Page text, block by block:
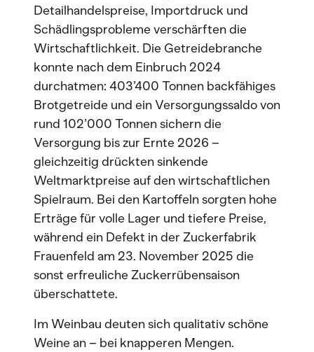
Detailhandelspreise, Importdruck und
Schädlingsprobleme verschärften die
Wirtschaftlichkeit. Die Getreidebranche
konnte nach dem Einbruch 2024
durchatmen: 403’400 Tonnen backfähiges
Brotgetreide und ein Versorgungssaldo von
rund 102’000 Tonnen sichern die
Versorgung bis zur Ernte 2026 –
gleichzeitig drückten sinkende
Weltmarktpreise auf den wirtschaftlichen
Spielraum. Bei den Kartoffeln sorgten hohe
Erträge für volle Lager und tiefere Preise,
während ein Defekt in der Zuckerfabrik
Frauenfeld am 23. November 2025 die
sonst erfreuliche Zuckerrübensaison
überschattete.
Im Weinbau deuten sich qualitativ schöne
Weine an – bei knapperen Mengen.